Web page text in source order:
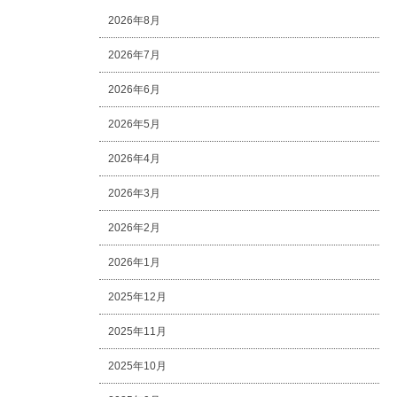
2026年8月
2026年7月
2026年6月
2026年5月
2026年4月
2026年3月
2026年2月
2026年1月
2025年12月
2025年11月
2025年10月